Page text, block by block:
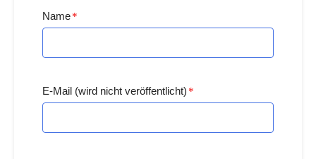
Name*
E-Mail (wird nicht veröffentlicht) *